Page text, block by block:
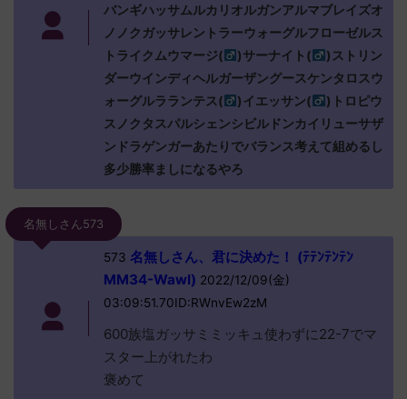
バンギハッサムルカリオルガンアルマブレイズオ
ノノクガッサレントラーウォーグルフローゼルス
トライクムウマージ(
)サーナイト(
)ストリン
ダーウインディヘルガーザングースケンタロスウ
ォーグルラランテス(
)イエッサン(
)トロピウ
スノクタスパルシェンシビルドンカイリューサザ
ンドラゲンガーあたりでバランス考えて組めるし
多少勝率ましになるやろ
名無しさん573
573 名無しさん、君に決めた！ (ﾃﾃﾝﾃﾝﾃﾝ
MM34-WawI) 2022/12/09(金)
03:09:51.70ID:RWnvEw2zM
600族塩ガッサミミッキュ使わずに22-7でマ
スター上がれたわ
褒めて